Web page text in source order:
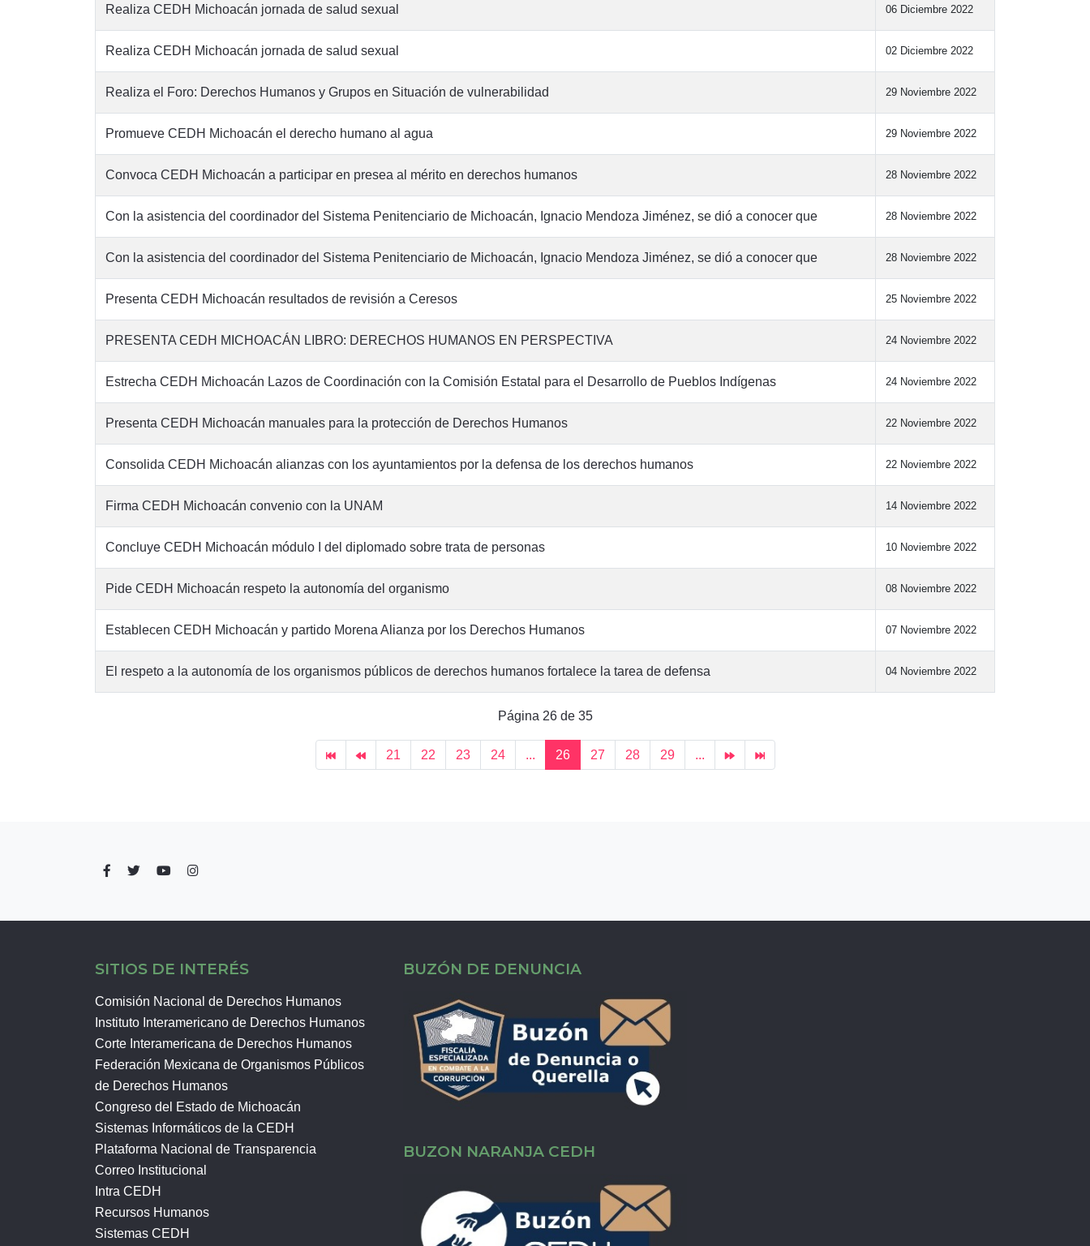
Realiza CEDH Michoacán jornada de salud sexual 06 Diciembre 2022
Realiza CEDH Michoacán jornada de salud sexual 02 Diciembre 2022
Realiza el Foro: Derechos Humanos y Grupos en Situación de vulnerabilidad 29 Noviembre 2022
Promueve CEDH Michoacán el derecho humano al agua 29 Noviembre 2022
Convoca CEDH Michoacán a participar en presea al mérito en derechos humanos 28 Noviembre 2022
Con la asistencia del coordinador del Sistema Penitenciario de Michoacán, Ignacio Mendoza Jiménez, se dió a conocer que 28 Noviembre 2022
Con la asistencia del coordinador del Sistema Penitenciario de Michoacán, Ignacio Mendoza Jiménez, se dió a conocer que 28 Noviembre 2022
Presenta CEDH Michoacán resultados de revisión a Ceresos 25 Noviembre 2022
PRESENTA CEDH MICHOACÁN LIBRO: DERECHOS HUMANOS EN PERSPECTIVA 24 Noviembre 2022
Estrecha CEDH Michoacán Lazos de Coordinación con la Comisión Estatal para el Desarrollo de Pueblos Indígenas 24 Noviembre 2022
Presenta CEDH Michoacán manuales para la protección de Derechos Humanos 22 Noviembre 2022
Consolida CEDH Michoacán alianzas con los ayuntamientos por la defensa de los derechos humanos 22 Noviembre 2022
Firma CEDH Michoacán convenio con la UNAM 14 Noviembre 2022
Concluye CEDH Michoacán módulo I del diplomado sobre trata de personas 10 Noviembre 2022
Pide CEDH Michoacán respeto la autonomía del organismo 08 Noviembre 2022
Establecen CEDH Michoacán y partido Morena Alianza por los Derechos Humanos 07 Noviembre 2022
El respeto a la autonomía de los organismos públicos de derechos humanos fortalece la tarea de defensa 04 Noviembre 2022
Página 26 de 35
21 22 23 24 ... 26 27 28 29 ...
SITIOS DE INTERÉS
Comisión Nacional de Derechos Humanos
Instituto Interamericano de Derechos Humanos
Corte Interamericana de Derechos Humanos
Federación Mexicana de Organismos Públicos
de Derechos Humanos
Congreso del Estado de Michoacán
Sistemas Informáticos de la CEDH
Plataforma Nacional de Transparencia
Correo Institucional
Intra CEDH
Recursos Humanos
Sistemas CEDH
BUZÓN DE DENUNCIA
BUZON NARANJA CEDH